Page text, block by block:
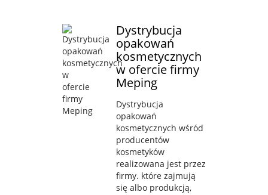
Dystrybucja
opakowań
kosmetycznych
w ofercie firmy
Meping
Dystrybucja
opakowań
kosmetycznych wśród
producentów
kosmetyków
realizowana jest przez
firmy. które zajmują
się albo produkcją,